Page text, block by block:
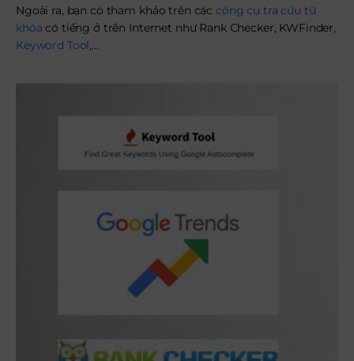
Ngoài ra, bạn có tham khảo trên các công cụ tra cứu từ
khóa có tiếng ở trên Internet như Rank Checker, KWFinder,
Keyword Tool,…